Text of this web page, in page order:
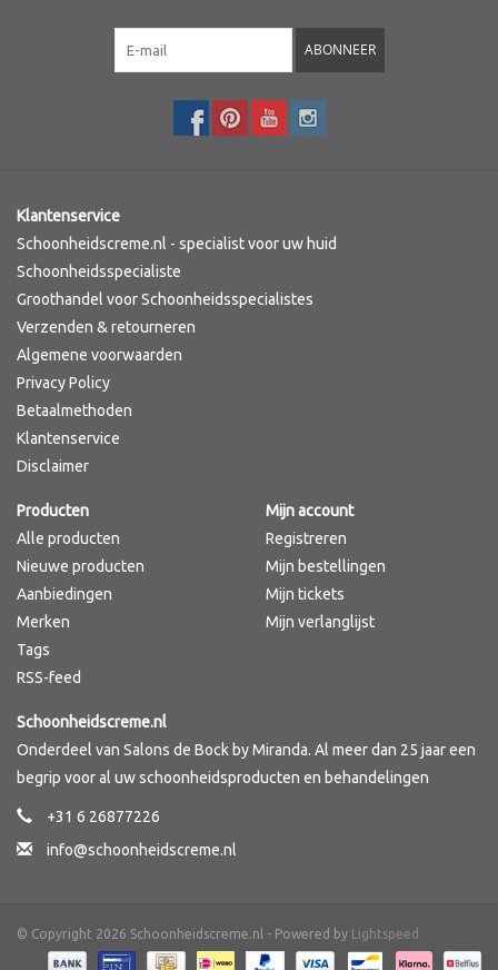
Pascaud
Fusion Meso
PCA SKINCARE
Ekseption Skincare
Blog
Merken
ABONNEER
Klantenservice
Schoonheidscreme.nl - specialist voor uw huid
Schoonheidsspecialiste
Groothandel voor Schoonheidsspecialistes
Verzenden & retourneren
Algemene voorwaarden
Privacy Policy
Betaalmethoden
Klantenservice
Disclaimer
Producten
Alle producten
Nieuwe producten
Aanbiedingen
Merken
Tags
RSS-feed
Mijn account
Registreren
Mijn bestellingen
Mijn tickets
Mijn verlanglijst
Schoonheidscreme.nl
Onderdeel van Salons de Bock by Miranda. Al meer dan 25 jaar een
begrip voor al uw schoonheidsproducten en behandelingen
+31 6 26877226
info@schoonheidscreme.nl
© Copyright 2026 Schoonheidscreme.nl - Powered by Lightspeed